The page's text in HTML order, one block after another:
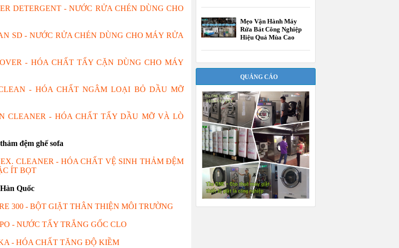
DETERGENT - NƯỚC RỬA CHÉN DÙNG CHO
SD - NƯỚC RỬA CHÉN DÙNG CHO MÁY RỬA
- HÓA CHẤT TẨY CẶN DÙNG CHO MÁY
CLEAN - HÓA CHẤT NGÂM LOẠI BỎ DẦU MỠ
CLEANER - HÓA CHẤT TẨY DẦU MỠ VÀ LÒ
đệm ghế sofa
EX. CLEANER - HÓA CHẤT VỆ SINH THẢM ĐỆM
ÍT BỌT
Quốc
300 - BỘT GIẶT THÂN THIỆN MÔI TRƯỜNG
- NƯỚC TẨY TRẮNG GỐC CLO
- HÓA CHẤT TĂNG ĐỘ KIỀM
Mẹo Vận Hành Máy
Rửa Bát Công Nghiệp
Hiệu Quả Mùa Cao
QUẢNG CÁO